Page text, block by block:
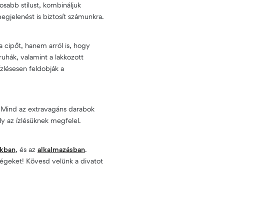
stílust, kombináljuk
is biztosít számunkra.
cipőt, hanem arról is, hogy
valamint a lakkozott
feldobják a
az extravagáns darabok
az ízlésüknek megfelel.
, és az alkalmazásban.
Kövesd velünk a divatot